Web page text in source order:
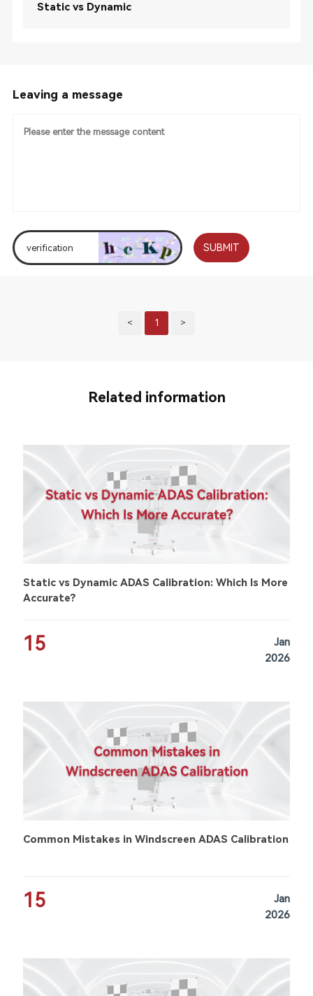
Static vs Dynamic
Leaving a message
SUBMIT
< 1 >
Related information
Static vs Dynamic ADAS Calibration: Which Is More
Accurate?
15
Jan
2026
Common Mistakes in Windscreen ADAS Calibration
15
Jan
2026